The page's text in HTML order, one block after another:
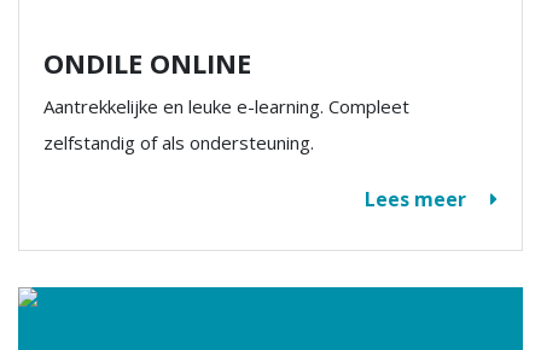
ONDILE ONLINE
Aantrekkelijke en leuke e-learning. Compleet
zelfstandig of als ondersteuning.
Lees meer